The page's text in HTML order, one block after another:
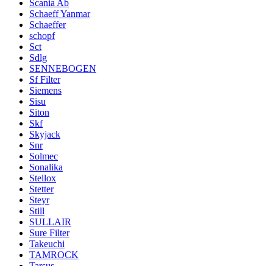
Scania Ab
Schaeff Yanmar
Schaeffer
schopf
Sct
Sdlg
SENNEBOGEN
Sf Filter
Siemens
Sisu
Siton
Skf
Skyjack
Snr
Solmec
Sonalika
Stellox
Stetter
Steyr
Still
SULLAIR
Sure Filter
Takeuchi
TAMROCK